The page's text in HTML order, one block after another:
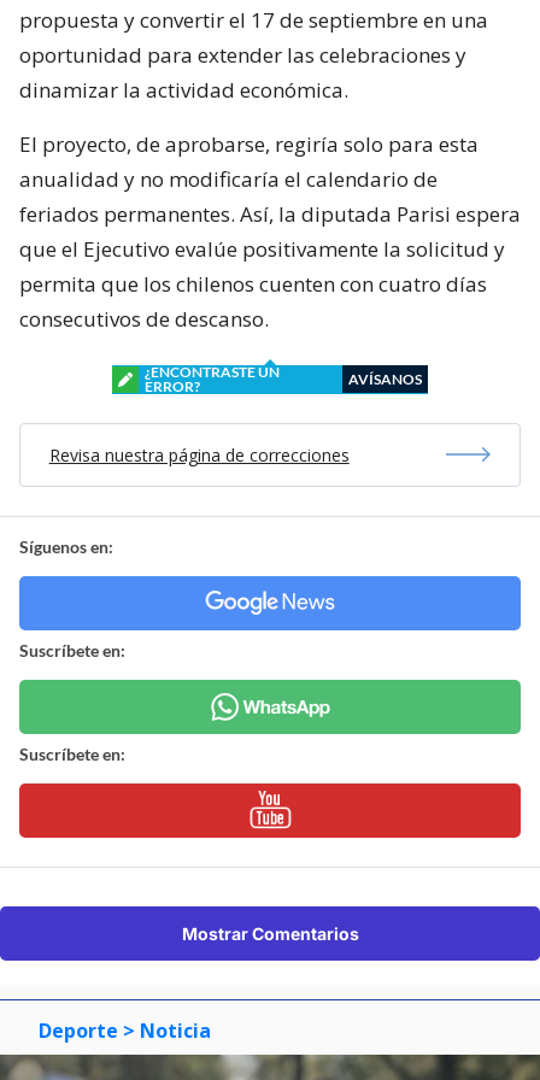
propuesta y convertir el 17 de septiembre en una
oportunidad para extender las celebraciones y
dinamizar la actividad económica.
El proyecto, de aprobarse, regiría solo para esta
anualidad y no modificaría el calendario de
feriados permanentes. Así, la diputada Parisi espera
que el Ejecutivo evalúe positivamente la solicitud y
permita que los chilenos cuenten con cuatro días
consecutivos de descanso.
¿ENCONTRASTE UN
ERROR?
AVÍSANOS
Revisa nuestra página de correcciones
Síguenos en:
Suscríbete en:
Suscríbete en:
Mostrar Comentarios
Deporte > Noticia